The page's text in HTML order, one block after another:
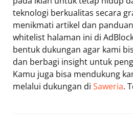
teknologi berkualitas secara
menikmati artikel dan
whitelist halaman ini di
bentuk dukungan agar kami
dan berbagi insight untuk
Kamu juga bisa mendukung
melalui dukungan di Saweria.